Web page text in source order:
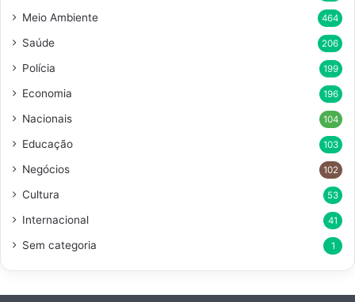
Meio Ambiente 464
Saúde 206
Polícia 199
Economia 196
Nacionais 104
Educação 103
Negócios 102
Cultura 53
Internacional 41
Sem categoria 1